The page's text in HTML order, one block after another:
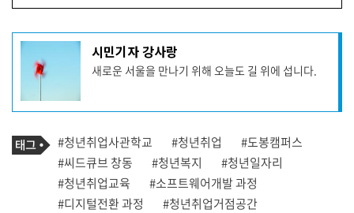
기
자
프
필
시민기자 강사랑
새로운 서울을 만나기 위해 오늘도 길 위에 섭니다.
기
사
관
련
태
그
태
그
#청년취업사관학교 #청년취업
#도봉캠퍼스
#씨드큐브 창동
#청년복지
#청년일자리
#청년취업교육
#소프트웨어개발 과정
#디지털전환 과정
#청년취업거점공간